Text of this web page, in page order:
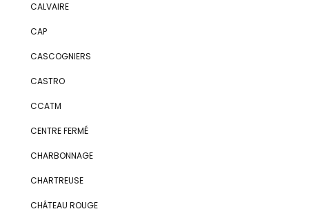
CALVAIRE
CAP
CASCOGNIERS
CASTRO
CCATM
CENTRE FERMÉ
CHARBONNAGE
CHARTREUSE
CHÂTEAU ROUGE